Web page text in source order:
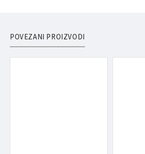
POVEZANI PROIZVODI